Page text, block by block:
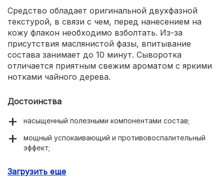
Средство обладает оригинальной двухфазной
текстурой, в связи с чем, перед нанесением на
кожу флакон необходимо взболтать. Из-за
присутствия маслянистой фазы, впитывание
состава занимает до 10 минут. Сыворотка
отличается приятным свежим ароматом с яркими
нотками чайного дерева.
Достоинства
насыщенный полезными компонентами состав;
мощный успокаивающий и противовоспалительный
эффект;
Загрузить еще